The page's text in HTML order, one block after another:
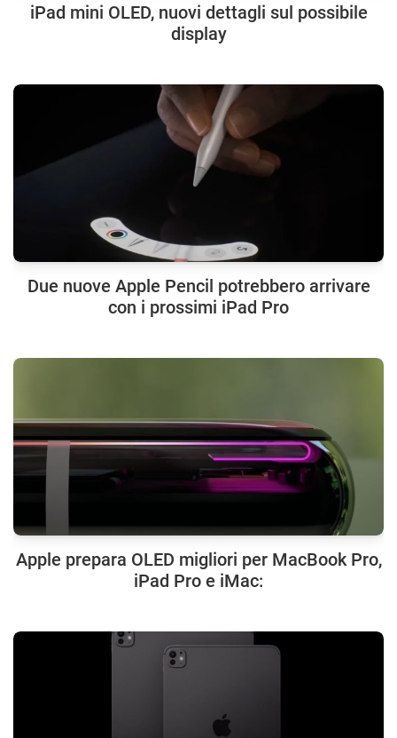
iPad mini OLED, nuovi dettagli sul possibile
display
Due nuove Apple Pencil potrebbero arrivare
con i prossimi iPad Pro
Apple prepara OLED migliori per MacBook Pro,
iPad Pro e iMac: